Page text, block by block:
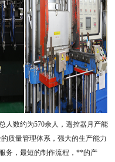
人数约为570余人，遥控器月产能
质量管理体系，强大的生产能力
务，最短的制作流程，**的产